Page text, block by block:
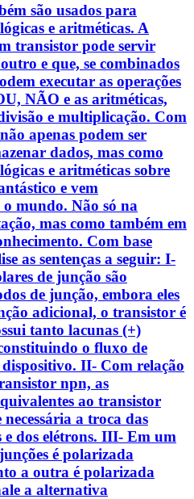
são usados para
e aritméticas. A
transistor pode servir
e que, se combinados
executar as operações
NÃO e as aritméticas,
e multiplicação. Com
apenas podem ser
dados, mas como
e aritméticas sobre
e vem
mundo. Não só na
mas como também em
Com base
as sentenças a seguir: I-
de junção são
de junção, embora eles
adicional, o transistor é
tanto lacunas (+)
o fluxo de
II- Com relação
npn, as
ao transistor
a troca das
e dos elétrons. III- Em um
é polarizada
a outra é polarizada
a alternativa